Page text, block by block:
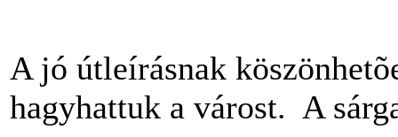
A jó útleírásnak
hagyhattuk a várost. A